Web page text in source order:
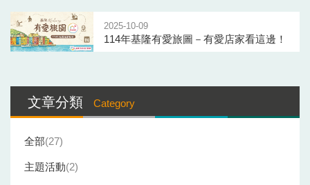
2025-10-09
114年基隆有愛旅圖－有愛店家看這邊！
欄
文章分類 Category
全部 27
主題活動 2